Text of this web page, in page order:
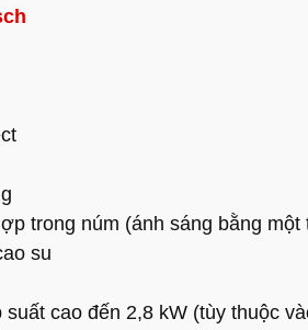
trong núm (ánh sáng bằng một
su
suất cao đến 2,8 kW (tùy thuộc